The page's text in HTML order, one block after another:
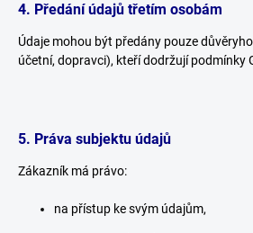
4. Předání údajů třetím osobám
Údaje mohou být předány pouze
účetní, dopravci), kteří dodržují podmínky
5. Práva subjektu údajů
Zákazník má právo:
na přístup ke svým údajům,